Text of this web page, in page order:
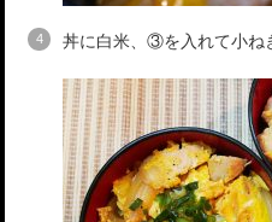
丼に白米、③を入れて小ね